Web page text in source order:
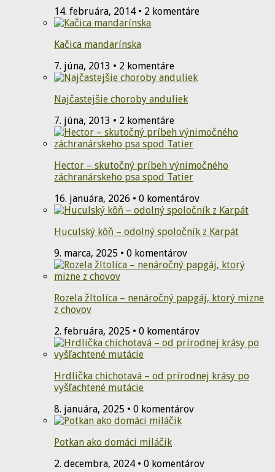
14. februára, 2014 • 2 komentáre
Kačica mandarínska
7. júna, 2013 • 2 komentáre
Najčastejšie choroby anduliek
7. júna, 2013 • 2 komentáre
Hector – skutočný príbeh výnimočného
záchranárskeho psa spod Tatier
16. januára, 2026 • 0 komentárov
Huculský kôň – odolný spoločník z Karpát
9. marca, 2025 • 0 komentárov
Rozela žltolíca – nenáročný papgáj, ktorý mizne
z chovov
2. februára, 2025 • 0 komentárov
Hrdlička chichotavá – od prírodnej krásy po
vyšľachtené mutácie
8. januára, 2025 • 0 komentárov
Potkan ako domáci miláčik
2. decembra, 2024 • 0 komentárov